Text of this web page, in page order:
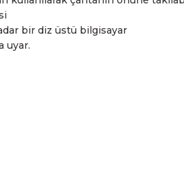
bir diz üstü bilgisayar